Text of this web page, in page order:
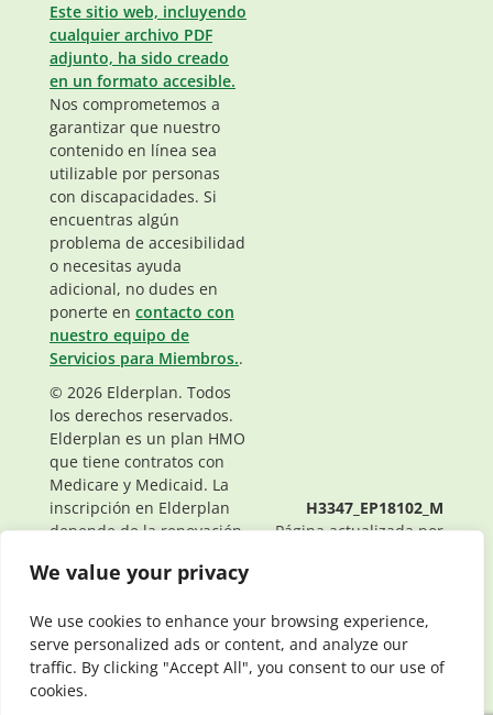
We value your privacy
We use cookies to enhance your browsing experience,
serve personalized ads or content, and analyze our
traffic. By clicking "Accept All", you consent to our use of
cookies.
Este sitio web, incluyendo
cualquier archivo PDF
adjunto, ha sido creado
en un formato accesible.
Nos comprometemos a
garantizar que nuestro
contenido en línea sea
utilizable por personas
con discapacidades. Si
encuentras algún
problema de accesibilidad
o necesitas ayuda
adicional, no dudes en
ponerte en contacto con
nuestro equipo de
Servicios para Miembros..
© 2026 Elderplan. Todos
los derechos reservados.
Elderplan es un plan HMO
que tiene contratos con
Medicare y Medicaid. La
inscripción en Elderplan
depende de la renovación
H3347_EP18102_M
Página actualizada por